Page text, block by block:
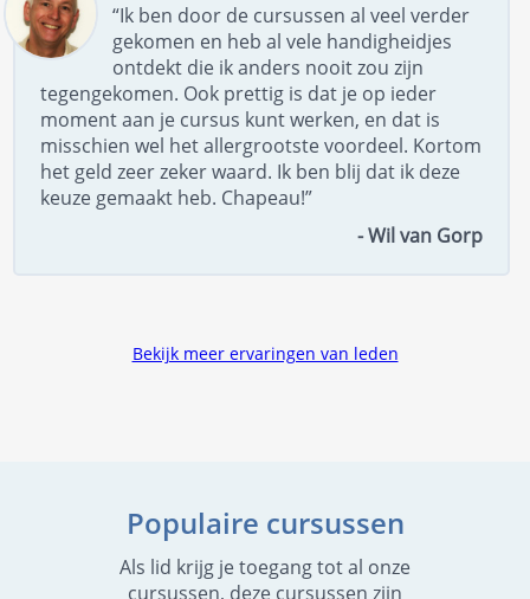
“Ik ben door de cursussen al veel verder
gekomen en heb al vele handigheidjes
ontdekt die ik anders nooit zou zijn
tegengekomen. Ook prettig is dat je op ieder
moment aan je cursus kunt werken, en dat is
misschien wel het allergrootste voordeel. Kortom
het geld zeer zeker waard. Ik ben blij dat ik deze
keuze gemaakt heb. Chapeau!”
- Wil van Gorp
Bekijk meer ervaringen van leden
Populaire cursussen
Als lid krijg je toegang tot al onze
cursussen, deze cursussen zijn